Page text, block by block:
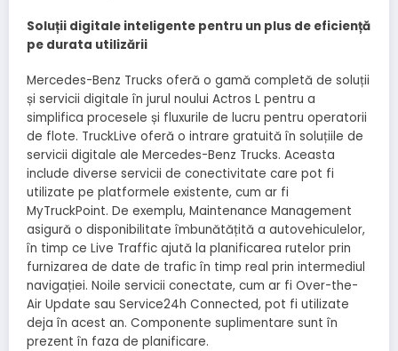
Soluții digitale inteligente pentru un plus de eficiență
pe durata utilizării
Mercedes-Benz Trucks oferă o gamă completă de soluții
și servicii digitale în jurul noului Actros L pentru a
simplifica procesele și fluxurile de lucru pentru operatorii
de flote. TruckLive oferă o intrare gratuită în soluțiile de
servicii digitale ale Mercedes-Benz Trucks. Aceasta
include diverse servicii de conectivitate care pot fi
utilizate pe platformele existente, cum ar fi
MyTruckPoint. De exemplu, Maintenance Management
asigură o disponibilitate îmbunătățită a autovehiculelor,
în timp ce Live Traffic ajută la planificarea rutelor prin
furnizarea de date de trafic în timp real prin intermediul
navigației. Noile servicii conectate, cum ar fi Over-the-
Air Update sau Service24h Connected, pot fi utilizate
deja în acest an. Componente suplimentare sunt în
prezent în faza de planificare.